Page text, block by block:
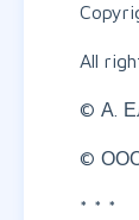
All
© А.
© ООО
* * *